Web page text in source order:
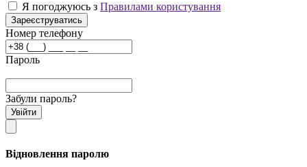
Я погоджуюсь з Правилами користування
Зареєструватись
Номер телефону
Пароль
Забули пароль?
Увійти
Відновлення паролю